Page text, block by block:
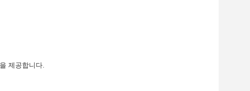
제공합니다.